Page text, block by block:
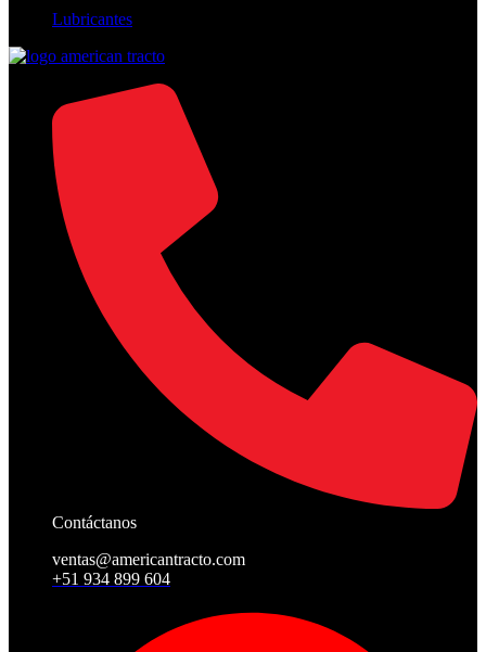
Lubricantes
Contáctanos
ventas@americantracto.com
+51 934 899 604